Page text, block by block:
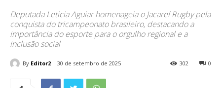
Deputada Leticia Aguiar homenageia o Jacareí Rugby pela
conquista do tricampeonato brasileiro, destacando a
importância do esporte para o orgulho regional e a
inclusão social
By Editor2 30 de setembro de 2025 0
302